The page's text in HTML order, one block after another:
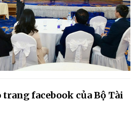
trang facebook của Bộ Tài